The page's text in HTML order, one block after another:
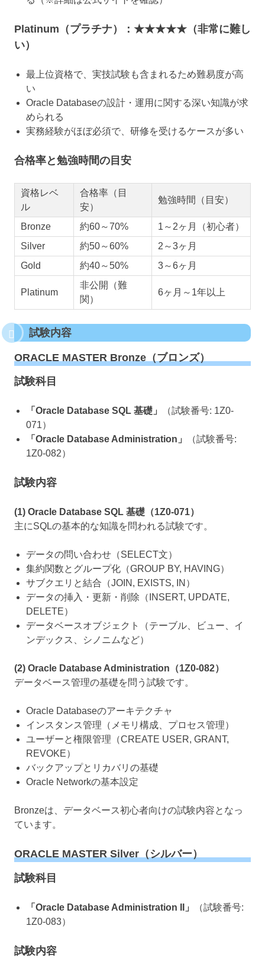
Platinum（プラチナ）：★★★★★（非常に難し
い）
最上位資格で、実技試験も含まれるため難易度が高
い
Oracle Databaseの設計・運用に関する深い知識が求
められる
実務経験がほぼ必須で、研修を受けるケースが多い
合格率と勉強時間の目安
資格レベ
ル
合格率（目
安）
勉強時間（目安）
Bronze 約60～70%
1～2ヶ月（初心者）
Silver
約50～60%
2～3ヶ月
Gold
約40～50% 3～6ヶ月
Platinum
非公開（難
関）
6ヶ月～1年以上
試験内容
ORACLE MASTER Bronze（ブロンズ）
試験科目
「Oracle Database SQL 基礎」
（試験番号: 1Z0-
071）
「Oracle Database Administration」
（試験番号:
1Z0-082）
試験内容
(1) Oracle Database SQL 基礎（1Z0-071）
主にSQLの基本的な知識を問われる試験です。
データの問い合わせ（SELECT文）
集約関数とグループ化（GROUP BY, HAVING）
サブクエリと結合（JOIN, EXISTS, IN）
データの挿入・更新・削除（INSERT, UPDATE,
DELETE）
データベースオブジェクト（テーブル、ビュー、イ
ンデックス、シノニムなど）
(2) Oracle Database Administration（1Z0-082）
データベース管理の基礎を問う試験です。
Oracle Databaseのアーキテクチャ
インスタンス管理（メモリ構成、プロセス管理）
ユーザーと権限管理（CREATE USER, GRANT,
REVOKE）
バックアップとリカバリの基礎
Oracle Networkの基本設定
Bronzeは、データベース初心者向けの試験内容となっ
ています。
ORACLE MASTER Silver（シルバー）
試験科目
「Oracle Database Administration II」
（試験番号:
1Z0-083）
試験内容